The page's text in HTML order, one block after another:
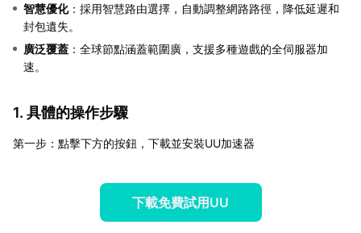
智慧優化：採用智慧路由選擇，自動調整網路路徑，降低延遲和
封包遺失。
廣泛覆蓋 ：全球節點涵蓋範圍廣，支援多種遊戲的全伺服器加
速。
1. 具體的操作步驟
第一步：點擊下方的按鈕，下載並安裝UU加速器
下載免費試用UU